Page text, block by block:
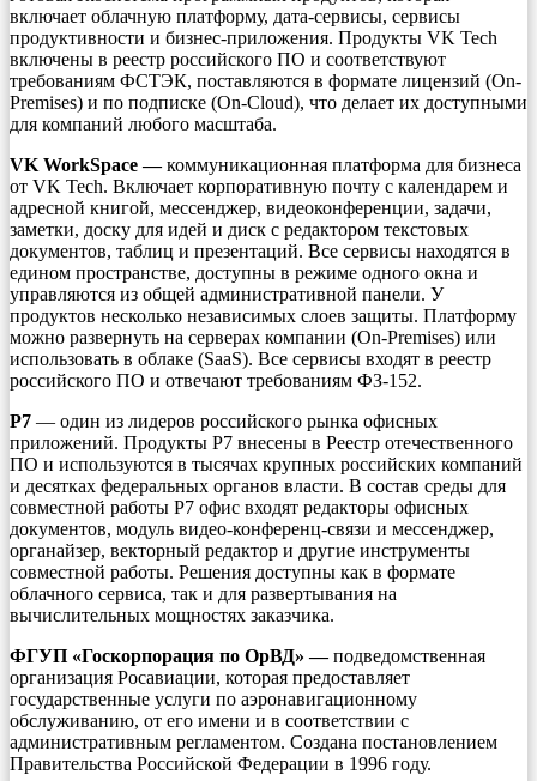
включает облачную платформу, дата-сервисы, сервисы
продуктивности и бизнес-приложения. Продукты VK Tech
включены в реестр российского ПО и соответствуют
требованиям ФСТЭК, поставляются в формате лицензий (On-
Premises) и по подписке (On-Cloud), что делает их доступными
для компаний любого масштаба.
VK WorkSpace —коммуникационная платформа для бизнеса
от VK Tech. Включает корпоративную почту с календарем и
адресной книгой, мессенджер, видеоконференции, задачи,
заметки, доску для идей и диск с редактором текстовых
документов, таблиц и презентаций. Все сервисы находятся в
едином пространстве, доступны в режиме одного окна и
управляются из общей административной панели. У
продуктов несколько независимых слоев защиты. Платформу
можно развернуть на серверах компании (On-Premises) или
использовать в облаке (SaaS). Все сервисы входят в реестр
российского ПО и отвечают требованиям ФЗ-152.
Р7 — один из лидеров российского рынка офисных
приложений. Продукты Р7 внесены в Реестр отечественного
ПО и используются в тысячах крупных российских компаний
и десятках федеральных органов власти. В состав среды для
совместной работы Р7 офис входят редакторы офисных
документов, модуль видео-конференц-связи и мессенджер,
органайзер, векторный редактор и другие инструменты
совместной работы. Решения доступны как в формате
облачного сервиса, так и для развертывания на
вычислительных мощностях заказчика.
ФГУП «Госкорпорация по ОрВД» —подведомственная
организация Росавиации, которая предоставляет
государственные услуги по аэронавигационному
обслуживанию, от его имени и в соответствии с
административным регламентом. Создана постановлением
Правительства Российской Федерации в 1996 году.